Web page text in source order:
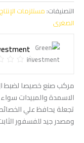
التصنيفات: مستلزمات
الصغرى
الاسمدة والمبيدات
تجعلة يحافظ علي
ومصدر جيد للفسفور